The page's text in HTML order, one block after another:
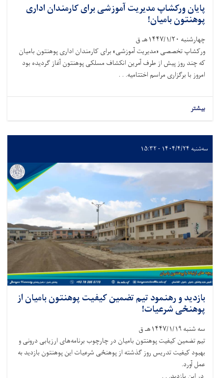
پایان ورکشاپ مدیریت آموزشی برای کارمندان اداری
پوهنتون بامیان!
چهارشنبه ۱۴۴۷/۱/۲۰هـ ق
ورکشاپ تخصصی «مدیریت آموزشی» برای کارمندان اداری پوهنتون بامیان
که چند روز پیش از طرف آمرین انکشاف مسلکی پوهنتون آغاز گردیده بود
امروز با برگزاری مراسم اختتامیه. . .
بیشتر
سه‌شنبه ۱۴۰۴/۴/۲۴ - ۱۵:۳۲
بازدید و رهنمود تیم تضمین کیفیت پوهنتون بامیان از
پوهنځی شرعیات!
سه شنبه ۱۴۴۷/۱/۱۹هـ ق
تیم تضمین کیفیت پوهنتون بامیان در چارچوب برنامه‌های ارزیابی درونی و
بهبود کیفیت تدریس روز گذشته از پوهنځی شرعیات این پوهنتون بازدید به
عمل آورد.